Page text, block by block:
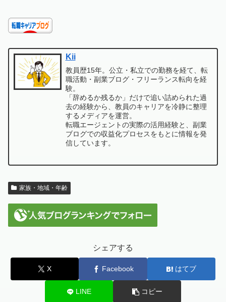
Kii
教員歴15年。公立・私立での勤務を経て、転
職活動・副業ブログ・フリーランス転向を経
験。
「辞めるか残るか」だけで追い詰められた過
去の経験から、教員のキャリアを冷静に整理
するメディアを運営。
転職エージェントの実際の活用経験と、副業
ブログでの収益化プロセスをもとに情報を発
信しています。
家族・地域・年齢
シェアする
X Facebook はてブ
LINE コピー